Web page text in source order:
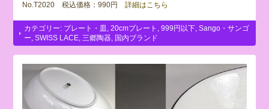
No.T2020 税込価格：990円 詳細はこちら
カテゴリー: プレート・皿 ,20cmプレート ,999円以下 ,Sango・サンゴ
ー ,SWISS LACE 三郷陶器 国内ブランド